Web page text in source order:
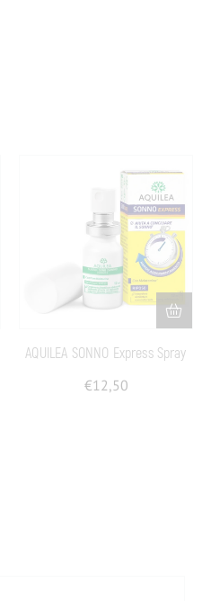
AQUILEA SONNO Express Spray
€12,50